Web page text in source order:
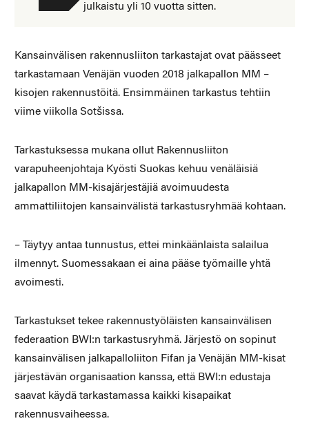
julkaistu yli 10 vuotta sitten.
Kansainvälisen rakennusliiton tarkastajat ovat päässeet
tarkastamaan Venäjän vuoden 2018 jalkapallon MM –
kisojen rakennustöitä. Ensimmäinen tarkastus tehtiin
viime viikolla Sotšissa.
Tarkastuksessa mukana ollut Rakennusliiton
varapuheenjohtaja Kyösti Suokas kehuu venäläisiä
jalkapallon MM-kisajärjestäjiä avoimuudesta
ammattiliitojen kansainvälistä tarkastusryhmää kohtaan.
– Täytyy antaa tunnustus, ettei minkäänlaista salailua
ilmennyt. Suomessakaan ei aina pääse työmaille yhtä
avoimesti.
Tarkastukset tekee rakennustyöläisten kansainvälisen
federaation BWI:n tarkastusryhmä. Järjestö on sopinut
kansainvälisen jalkapalloliiton Fifan ja Venäjän MM-kisat
järjestävän organisaation kanssa, että BWI:n edustaja
saavat käydä tarkastamassa kaikki kisapaikat
rakennusvaiheessa.